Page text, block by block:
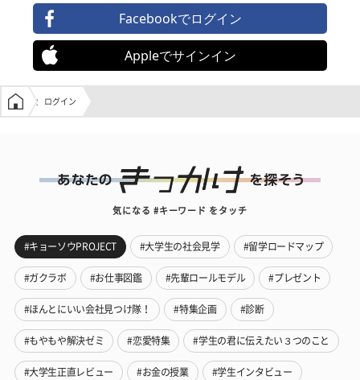
Facebookでログイン
Appleでサインイン
学生の窓口トップ
ログイン
気になる #キーワード をタッチ
#キョーソウPROJECT #大学生の社会見学 #留学ロードマップ
#ガクラボ #お仕事図鑑 #先輩ロールモデル #プレゼント
#ほんとにいい会社見つけ隊！ #特集企画 #診断
#もやもや解決ゼミ #恋愛特集 #学生の君に伝えたい３つのこと
#大学生正直レビュー #お金の授業 #学生インタビュー